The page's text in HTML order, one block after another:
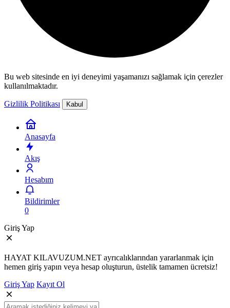
Bu web sitesinde en iyi deneyimi yaşamanızı sağlamak için çerezler
kullanılmaktadır.
Gizlilik Politikası Kabul
Anasayfa
Akış
Hesabım
Bildirimler
0
Giriş Yap
HAYAT KILAVUZUM.NET ayrıcalıklarından yararlanmak için
hemen giriş yapın veya hesap oluşturun, üstelik tamamen ücretsiz!
Giriş Yap Kayıt Ol